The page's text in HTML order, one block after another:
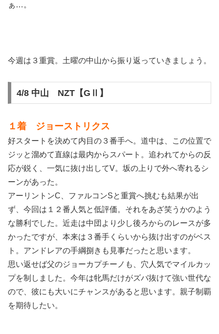
ぁ…。
今週は３重賞。土曜の中山から振り返っていきましょう。
4/8 中山 NZT【GⅡ】
１着 ジョーストリクス
好スタートを決めて内目の３番手へ。道中は、この位置で
ジッと溜めて直線は最内からスパート。追われてからの反
応が鋭く、一気に抜け出してV。坂の上りで外へ寄れるシ
ーンがあった。
アーリントンC、ファルコンSと重賞へ挑むも結果が出
ず、今回は１２番人気と低評価。それをあざ笑うかのよう
な勝利でした。近走は中団より少し後ろからのレースが多
かったですが、本来は３番手くらいから抜け出すのがベス
ト。アンドレアの手綱捌きも見事だったと思います。
思い返せば父のジョーカプチーノも、穴人気でマイルカッ
プを制しました。今年は牝馬だけがズバ抜けて強い世代な
ので、彼にも大いにチャンスがあると思います。親子制覇
を期待したい。